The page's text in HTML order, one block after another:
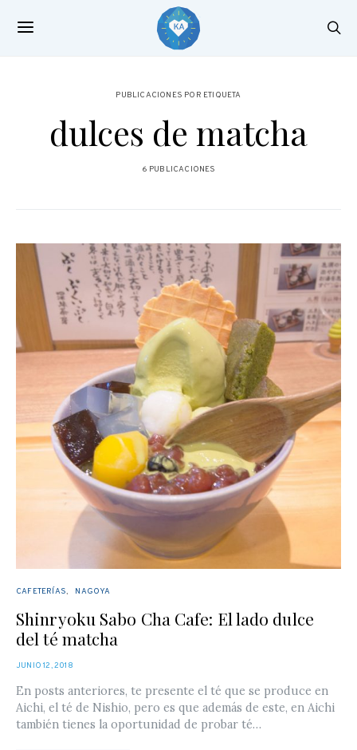
PUBLICACIONES POR ETIQUETA
dulces de matcha
6 PUBLICACIONES
CAFETERÍAS NAGOYA
Shinryoku Sabo Cha Cafe: El lado dulce
del té matcha
POSTED
JUNIO 12, 2018
En posts anteriores, te presente el té que se produce en
Aichi, el té de Nishio, pero es que además de este, en Aichi
también tienes la oportunidad de probar té…